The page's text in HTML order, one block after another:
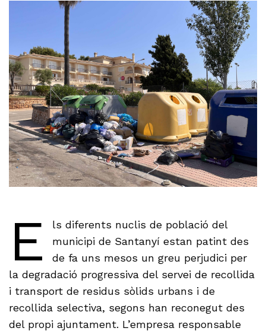
E
ls diferents nuclis de població del
municipi de Santanyí estan patint des
de fa uns mesos un greu perjudici per
la degradació progressiva del servei de recollida
i transport de residus sòlids urbans i de
recollida selectiva, segons han reconegut des
del propi ajuntament. L’empresa responsable